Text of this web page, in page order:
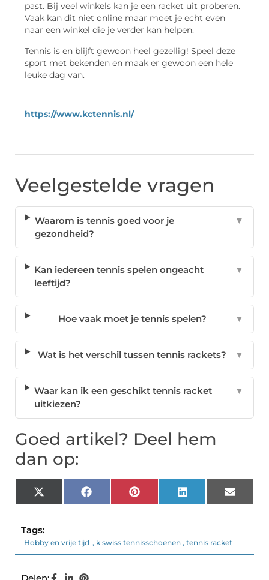
past. Bij veel winkels kan je een racket uit proberen.
Vaak kan dit niet online maar moet je echt even
naar een winkel die je verder kan helpen.
Tennis is en blijft gewoon heel gezellig! Speel deze
sport met bekenden en maak er gewoon een hele
leuke dag van.
https://www.kctennis.nl/
Veelgestelde vragen
Waarom is tennis goed voor je
gezondheid?
▼
Kan iedereen tennis spelen ongeacht
leeftijd?
▼
Hoe vaak moet je tennis spelen? ▼
Wat is het verschil tussen tennis rackets? ▼
Waar kan ik een geschikt tennis racket
uitkiezen?
▼
Goed artikel? Deel hem
dan op:
X
(Twitter)
FacebookPinterest LinkedIn Email
Tags:
Hobby en vrije tijd , k swiss tennisschoenen , tennis racket